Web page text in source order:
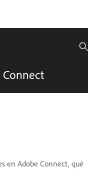
en Adobe Connect, qué